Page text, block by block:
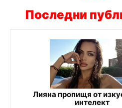
Последни
Лияна пропищя от
интелект